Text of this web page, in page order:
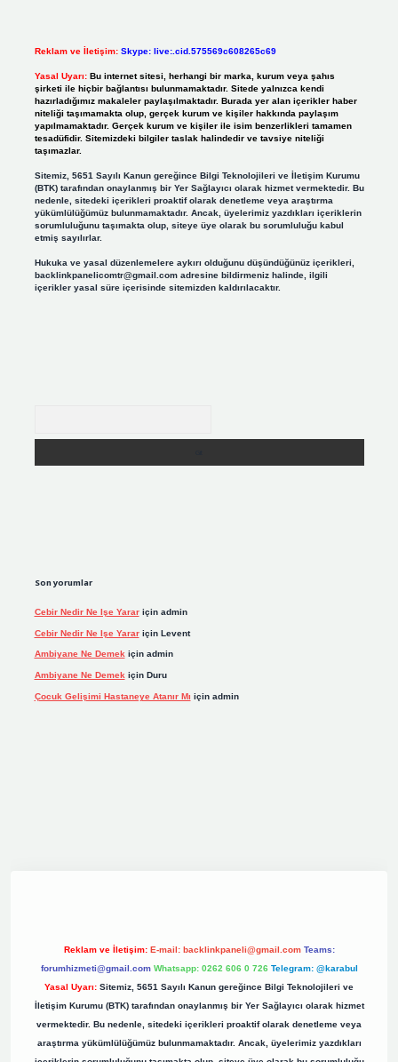
Reklam ve İletişim: Skype: live:.cid.575569c608265c69
Yasal Uyarı: Bu internet sitesi, herhangi bir marka, kurum veya şahıs
şirketi ile hiçbir bağlantısı bulunmamaktadır. Sitede yalnızca kendi
hazırladığımız makaleler paylaşılmaktadır. Burada yer alan içerikler haber
niteliği taşımamakta olup, gerçek kurum ve kişiler hakkında paylaşım
yapılmamaktadır. Gerçek kurum ve kişiler ile isim benzerlikleri tamamen
tesadüfidir. Sitemizdeki bilgiler taslak halindedir ve tavsiye niteliği
taşımazlar.
Sitemiz, 5651 Sayılı Kanun gereğince Bilgi Teknolojileri ve İletişim Kurumu
(BTK) tarafından onaylanmış bir Yer Sağlayıcı olarak hizmet vermektedir. Bu
nedenle, sitedeki içerikleri proaktif olarak denetleme veya araştırma
yükümlülüğümüz bulunmamaktadır. Ancak, üyelerimiz yazdıkları içeriklerin
sorumluluğunu taşımakta olup, siteye üye olarak bu sorumluluğu kabul
etmiş sayılırlar.
Hukuka ve yasal düzenlemelere aykırı olduğunu düşündüğünüz içerikleri,
backlinkpanelicomtr@gmail.comadresine bildirmeniz halinde, ilgili
içerikler yasal süre içerisinde sitemizden kaldırılacaktır.
Son yorumlar
Cebir Nedir Ne Işe Yarariçin admin
Cebir Nedir Ne Işe Yarariçin Levent
Ambiyane Ne Demekiçin admin
Ambiyane Ne Demek için Duru
Çocuk Gelişimi Hastaneye Atanır Mı için admin
Reklam ve İletişim: E-mail: backlinkpaneli@gmail.com Teams:
forumhizmeti@gmail.com Whatsapp: 0262 606 0 726 Telegram: @karabul
Yasal Uyarı: Sitemiz, 5651 Sayılı Kanun gereğince Bilgi Teknolojileri ve
İletişim Kurumu (BTK) tarafından onaylanmış bir Yer Sağlayıcı olarak hizmet
vermektedir. Bu nedenle, sitedeki içerikleri proaktif olarak denetleme veya
araştırma yükümlülüğümüz bulunmamaktadır. Ancak, üyelerimiz yazdıkları